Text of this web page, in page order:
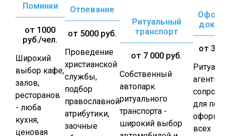
Поминки
от 1000
руб./чел.
Широкий
выбор кафе,
залов,
ресторанов
- люба
кухня,
ценовая
Отпевание
от 5000 руб.
Проведение
христианской
службы,
подбор
православной
атрибутики,
заочные
Ритуальный
транспорт
от 7 000 руб.
Собственный
автопарк
ритуального
транспорта -
широкий выбор
от 3
агенты
для
всех